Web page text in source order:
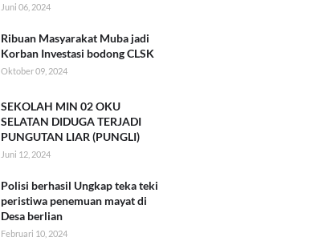
Juni 06, 2024
Ribuan Masyarakat Muba jadi
Korban Investasi bodong CLSK
Oktober 09, 2024
SEKOLAH MIN 02 OKU
SELATAN DIDUGA TERJADI
PUNGUTAN LIAR (PUNGLI)
Juni 12, 2024
Polisi berhasil Ungkap teka teki
peristiwa penemuan mayat di
Desa berlian
Februari 10, 2024